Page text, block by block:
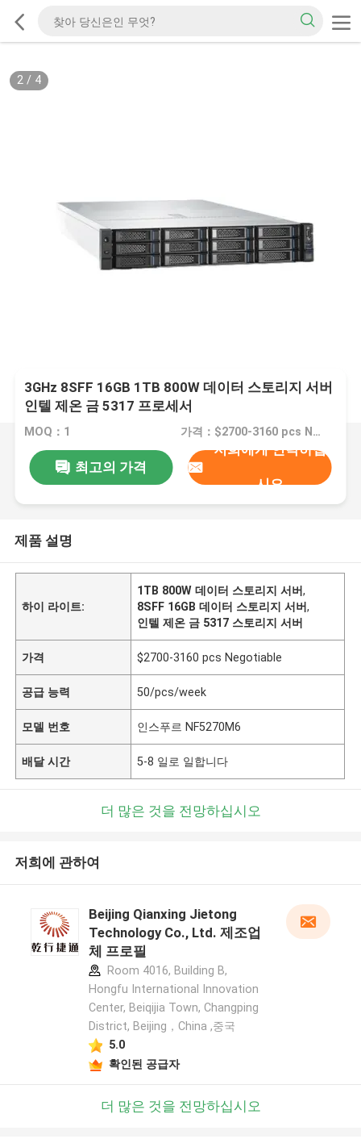
2/ 4
3GHz 8SFF 16GB 1TB 800W 데이터 스토리지 서버
인텔 제온 금 5317 프로세서
MOQ：1 가격：$2700-3160 pcs Negotiable
최고의 가격
저희에게 연락하십
시오
제품 설명
하이 라이트:
1TB 800W 데이터 스토리지 서버,
8SFF 16GB 데이터 스토리지 서버,
인텔 제온 금 5317 스토리지 서버
가격 $2700-3160 pcs Negotiable
공급 능력 50/pcs/week
모델 번호 인스푸르 NF5270M6
배달 시간 5-8 일로 일합니다
더 많은 것을 전망하십시오
저희에 관하여
Beijing Qianxing Jietong
Technology Co., Ltd. 제조업
체 프로필
Room 4016, Building B,
Hongfu International Innovation
Center, Beiqijia Town, Changping
District, Beijing，China ,중국
5.0
확인된 공급자
더 많은 것을 전망하십시오